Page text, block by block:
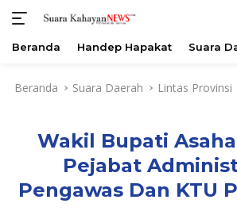
Beranda Handep Hapakat Suara
Beranda Suara Daerah Lintas Provinsi
Wakil Bupati
Pejabat
Pengawas Dan KTU